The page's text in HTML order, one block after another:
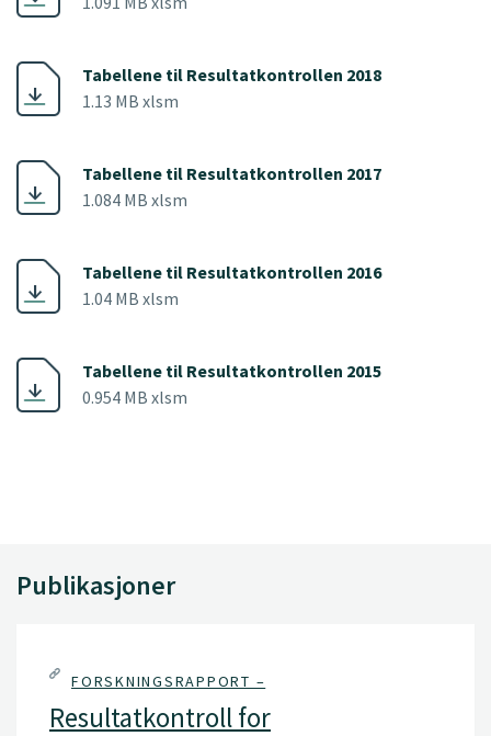
Tabellene til Resultatkontrollen 2018
1.13 MB xlsm
Tabellene til Resultatkontrollen 2017
1.084 MB xlsm
Tabellene til Resultatkontrollen 2016
1.04 MB xlsm
Tabellene til Resultatkontrollen 2015
0.954 MB xlsm
Publikasjoner
FORSKNINGSRAPPORT –
Resultatkontroll for